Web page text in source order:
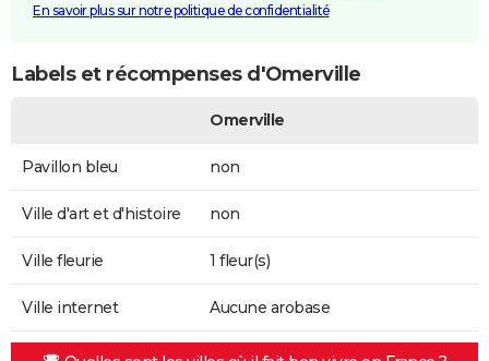
En savoir plus sur notre politique de confidentialité
Labels et récompenses d'Omerville
Omerville
Pavillon bleu non
Ville d'art et d'histoire non
Ville fleurie 1 fleur(s)
Ville internet Aucune arobase